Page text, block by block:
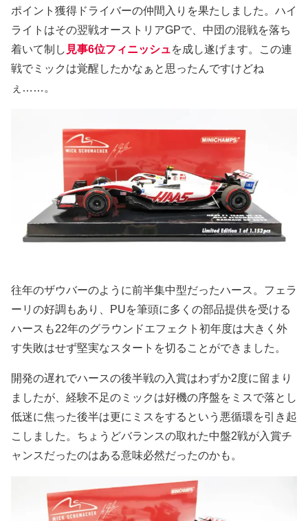
ポイント獲得ドライバーの仲間入りを果たしました。ハイ
ライトはその翌戦オーストリアGPで、中団の混戦を落ち
着いて制し 見事6位フィニッシュを成し遂げます。この連
戦でミックは覚醒したかなぁと思ったんですけどね
ぇ……。
往年のザウバーのように前半集中型だったハース。フェラ
ーリの好調もあり、PUを筆頭に多くの部品提供を受ける
ハースも22年のグラウンドエフェクト初年度は大きく外
す失敗はせず堅実なスタートを切ることができました。
開発の遅れでハースの後半戦の入賞はわずか2度に留まり
ましたが、経験不足のミックは好機の序盤をミスで落とし
低迷に焦った後半は更にミスをするという悪循環を引き起
こしました。ちょうどバランスの取れた中盤2戦が入賞チ
ャンスだったのはある意味必然だったのかも。